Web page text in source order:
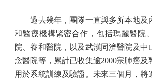
過去幾年，團隊一直與多所本地及
和醫療機構緊密合作，包括瑪麗醫院
院、養和醫院，以及武漢同濟醫院及中
念醫院等，累計已收集逾2000宗肺癌及
用於系統訓練及驗證。未來三個月，將